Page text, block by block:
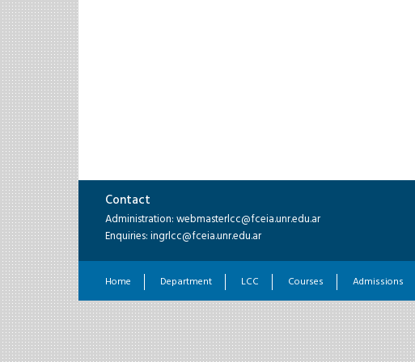
Contact
Administration: webmasterlcc@fceia.unr.edu.ar
Enquiries: ingrlcc@fceia.unr.edu.ar
Home Department LCC Courses Admissions